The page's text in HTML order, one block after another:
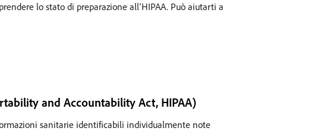
lo stato di preparazione all’HIPAA. Può aiutarti a
and Accountability Act, HIPAA)
sanitarie identificabili individualmente note